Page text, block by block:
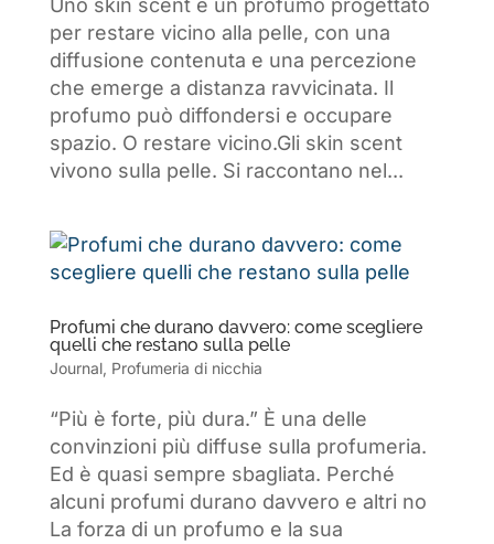
Uno skin scent è un profumo progettato
per restare vicino alla pelle, con una
diffusione contenuta e una percezione
che emerge a distanza ravvicinata. Il
profumo può diffondersi e occupare
spazio. O restare vicino.Gli skin scent
vivono sulla pelle. Si raccontano nel...
Profumi che durano davvero: come scegliere
quelli che restano sulla pelle
Journal, Profumeria di nicchia
“Più è forte, più dura.” È una delle
convinzioni più diffuse sulla profumeria.
Ed è quasi sempre sbagliata. Perché
alcuni profumi durano davvero e altri no
La forza di un profumo e la sua